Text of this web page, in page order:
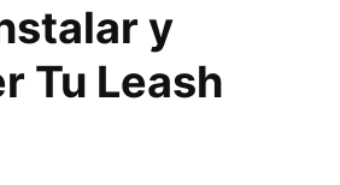
y
Tu Leash